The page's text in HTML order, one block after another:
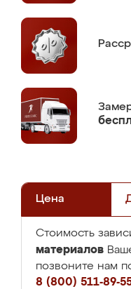
Цена
Стоимость
материалов
позвоните нам
8 (800) 511-89-